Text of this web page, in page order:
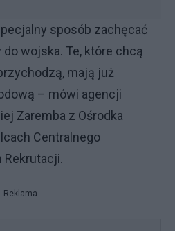
sposób zachęcać
do wojska. Te, które chcą
mają już
– mówi agencji
Zaremba z Ośrodka
Centralnego
Rekrutacji.
Reklama